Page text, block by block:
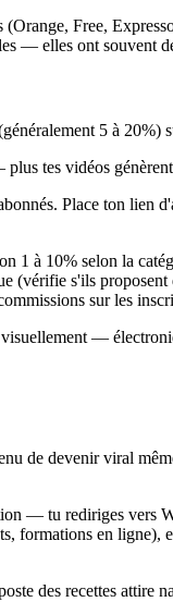
Free,
— elles ont souvent
5 à 20%)
tes vidéos
Place ton
1 à 10% selon la
s'ils
sur les
—
de devenir viral
— tu rediriges vers
formations en
des recettes attire